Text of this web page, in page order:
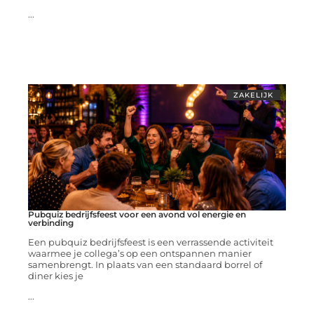
...
ZAKELIJK
Pubquiz bedrijfsfeest voor een avond vol energie en
verbinding
Een pubquiz bedrijfsfeest is een verrassende activiteit
waarmee je collega’s op een ontspannen manier
samenbrengt. In plaats van een standaard borrel of
diner kies je
...